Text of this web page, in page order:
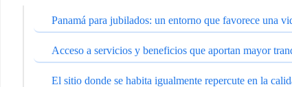
Panamá para jubilados: un entorno que favorece una
Acceso a servicios y beneficios que aportan mayor
El sitio donde se habita igualmente repercute en la